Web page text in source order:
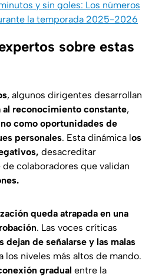
y sin goles: Los números
la temporada 2025-2026
sobre estas
, algunos dirigentes desarrollan
reconocimiento constante,
como oportunidades de
personales. Esta dinámica los
desacreditar
colaboradores que validan
queda atrapada en una
. Las voces críticas
dejan de señalarse y las malas
los niveles más altos de mando.
gradual entre la